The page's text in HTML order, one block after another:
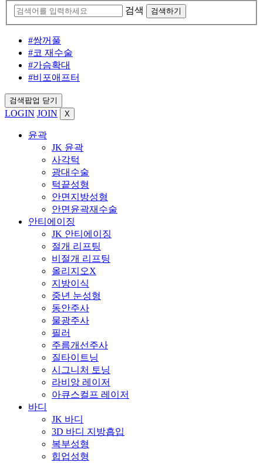
검색
검색하기
#쌍꺼풀
#코 재수술
#가슴확대
#비포애프터
검색팝업 닫기
LOGIN JOIN X
윤곽
JK 윤곽
사각턱
광대수술
턱끝성형
안면지방성형
안면윤곽재수술
안티에이징
JK 안티에이징
절개 리프팅
비절개 리프팅
올리지오X
지방이식
중년 눈성형
동안주사
물광주사
필러
주름개선주사
질타이트닝
시그니처 토닝
라비앙 레이저
아큐스컬프 레이저
바디
JK 바디
3D 바디 지방흡입
복부성형
힙업성형